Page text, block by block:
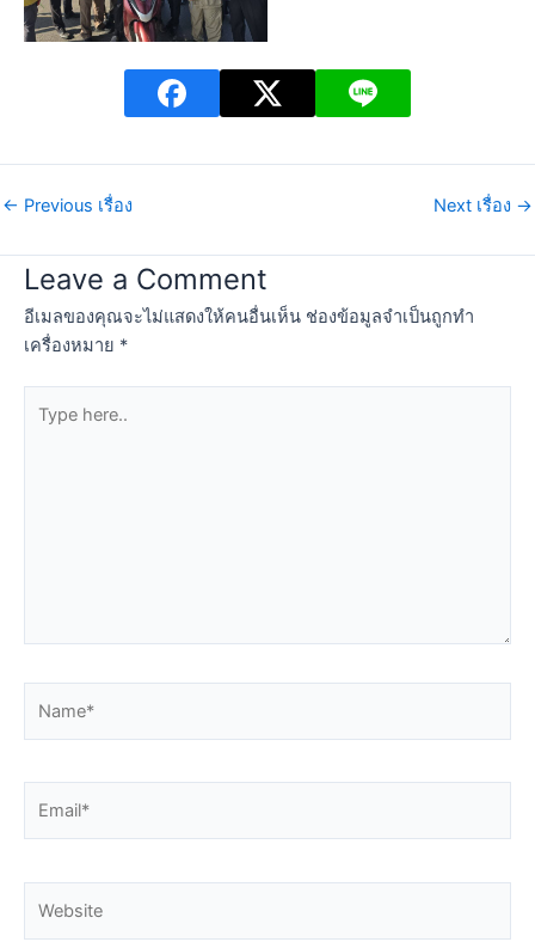
← Previous เรื่อง Next เรื่อง →
Leave a Comment
อีเมลของคุณจะไม่แสดงให้คนอื่นเห็น ช่องข้อมูลจำเป็นถูกทำ
เครื่องหมาย *
here..